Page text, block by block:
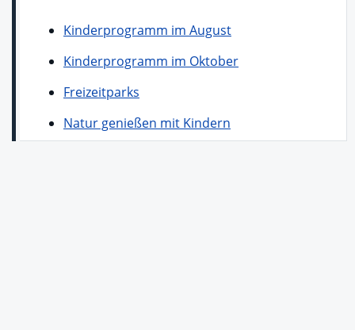
Kinderprogramm im August
Kinderprogramm im Oktober
Freizeitparks
Natur genießen mit Kindern